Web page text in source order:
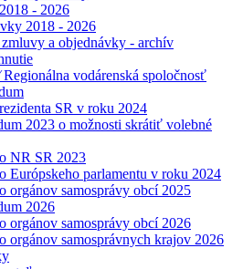
- 2026
2018 - 2026
a objednávky - archív
Regionálna vodárenská spoločnosť
SR v roku 2024
2023 o možnosti skrátiť volebné
NR SR 2023
Európskeho parlamentu v roku 2024
orgánov samosprávy obcí 2025
2026
orgánov samosprávy obcí 2026
orgánov samosprávnych krajov 2026